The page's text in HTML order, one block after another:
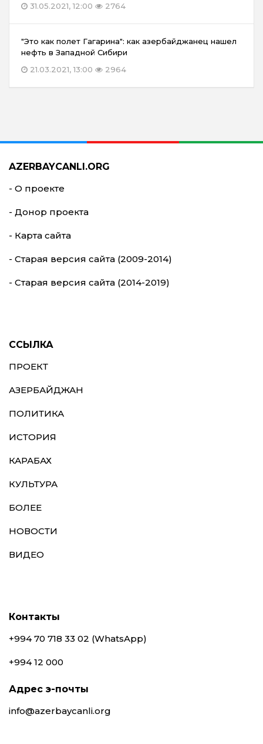
31.05.2021, 12:00
2764
"Это как полет Гагарина": как азербайджанец нашел
нефть в Западной Сибири
21.03.2021, 13:00
2964
AZERBAYCANLI.ORG
- О проекте
- Донор проекта
- Карта сайта
- Старая версия сайта (2009-2014)
- Старая версия сайта (2014-2019)
ССЫЛКА
ПРОЕКТ
АЗЕРБАЙДЖАН
ПОЛИТИКА
ИСТОРИЯ
КАРАБАХ
КУЛЬТУРА
БОЛЕЕ
НОВОСТИ
ВИДЕО
Контакты
+994 70 718 33 02 (WhatsApp)
+994 12 000
Адрес э-почты
info@azerbaycanli.org